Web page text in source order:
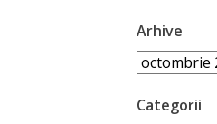
Arhive
Arhive
Categorii